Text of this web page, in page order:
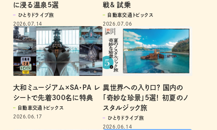
に浸る温泉5選
ひとりドライブ旅
2026.07.14
戦& 試乗
自動車交通トピックス
2026.07.06
大和ミュージアム×SA・PA レ
シートで先着300名に特典
自動車交通トピックス
2026.06.17
異世界への入り口？ 国内の
「奇妙な珍景」5選！ 初夏のノ
スタルジック旅
ひとりドライブ旅
2026.06.14